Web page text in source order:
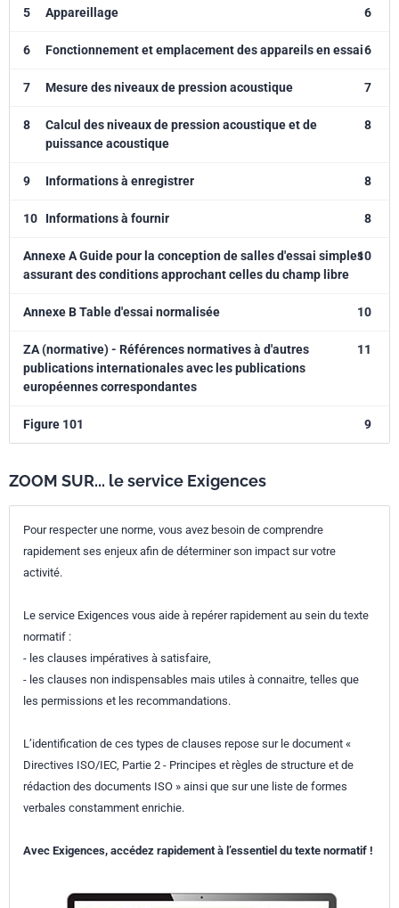
5 Appareillage 6
6 Fonctionnement et emplacement des appareils en essai6
7 Mesure des niveaux de pression acoustique 7
8
Calcul des niveaux de pression acoustique et de
puissance acoustique
8
9 Informations à enregistrer 8
10 Informations à fournir 8
Annexe A Guide pour la conception de salles d'essai simples
assurant des conditions approchant celles du champ libre
10
Annexe B Table d'essai normalisée 10
ZA (normative) - Références normatives à d'autres
publications internationales avec les publications
européennes correspondantes
11
Figure 101 9
ZOOM SUR... le service Exigences
Pour respecter une norme, vous avez besoin de comprendre
rapidement ses enjeux afin de déterminer son impact sur votre
activité.
Le service Exigences vous aide à repérer rapidement au sein du texte
normatif :
- les clauses impératives à satisfaire,
- les clauses non indispensables mais utiles à connaitre, telles que
les permissions et les recommandations.
L’identification de ces types de clauses repose sur le document «
Directives ISO/IEC, Partie 2 - Principes et règles de structure et de
rédaction des documents ISO » ainsi que sur une liste de formes
verbales constamment enrichie.
Avec Exigences, accédez rapidement à l’essentiel du texte normatif !